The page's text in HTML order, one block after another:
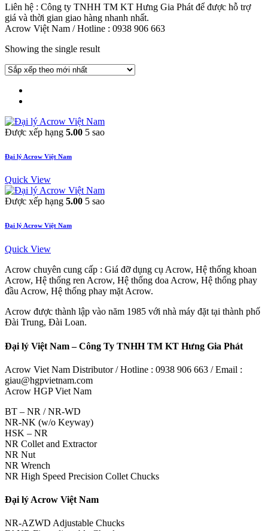
Liên hệ : Công ty TNHH TM KT Hưng Gia Phát để được hỗ trợ
giá và thời gian giao hàng nhanh nhất.
Acrow Việt Nam / Hotline : 0938 906 663
Showing the single result
Được xếp hạng 5.00 5 sao
Đại lý Acrow Việt Nam
Quick View
Được xếp hạng 5.00 5 sao
Đại lý Acrow Việt Nam
Quick View
Acrow chuyên cung cấp : Giá đỡ dụng cụ Acrow, Hệ thống khoan
Acrow, Hệ thống ren Acrow, Hệ thống doa Acrow, Hệ thống phay
đầu Acrow, Hệ thống phay mặt Acrow.
Acrow được thành lập vào năm 1985 với nhà máy đặt tại thành phố
Đài Trung, Đài Loan.
Đại lý Việt Nam – Công Ty TNHH TM KT Hưng Gia Phát
Acrow Viet Nam Distributor / Hotline : 0938 906 663 / Email :
giau@hgpvietnam.com
Acrow HGP Viet Nam
BT – NR / NR-WD
NR-NK (w/o Keyway)
HSK – NR
NR Collet and Extractor
NR Nut
NR Wrench
NR High Speed Precision Collet Chucks
Đại lý Acrow Việt Nam
NR-AZWD Adjustable Chucks